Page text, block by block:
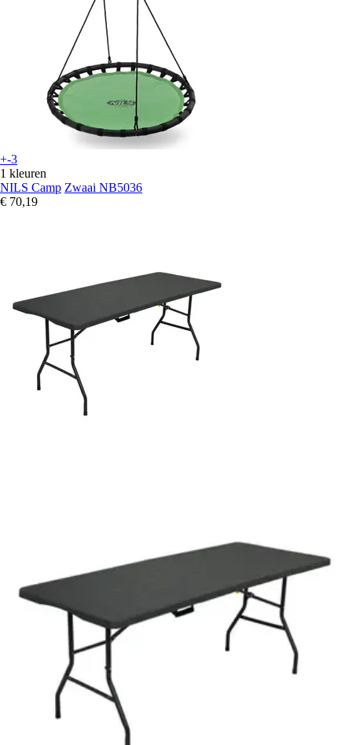
+-3
1 kleuren
NILS Camp Zwaai NB5036
€ 70,19